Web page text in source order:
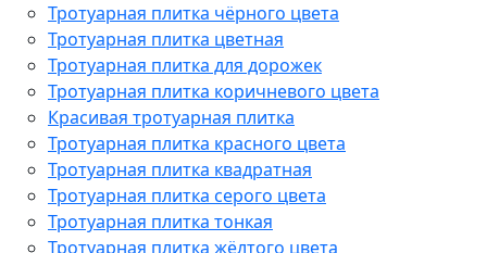
Тротуарная плитка чёрного цвета
Тротуарная плитка цветная
Тротуарная плитка для дорожек
Тротуарная плитка коричневого цвета
Красивая тротуарная плитка
Тротуарная плитка красного цвета
Тротуарная плитка квадратная
Тротуарная плитка серого цвета
Тротуарная плитка тонкая
Тротуарная плитка жёлтого цвета